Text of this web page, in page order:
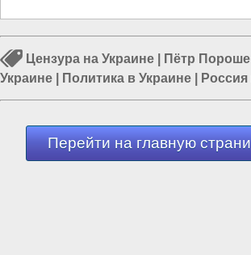
Цензура на Украине Пётр
Украине
Политика в Украине Россия
Дональд Трамп|Трамп в США
Перейти на главную